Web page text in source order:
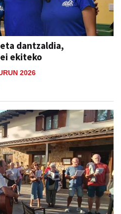
dantzaldia,
ekiteko
2026